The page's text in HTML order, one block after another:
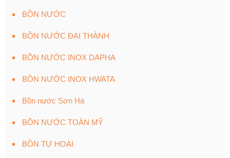
BỒN NƯỚC
BỒN NƯỚC ĐẠI THÀNH
BỒN NƯỚC INOX DAPHA
BỒN NƯỚC INOX HWATA
Bồn nước Sơn Hà
BỒN NƯỚC TOÀN MỸ
BỒN TỰ HOẠI